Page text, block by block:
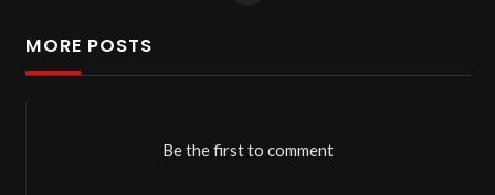
MORE POSTS
Be the first to comment